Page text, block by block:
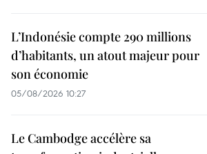
L’Indonésie compte 290 millions
d’habitants, un atout majeur pour
son économie
05/08/2026 10:27
Le Cambodge accélère sa